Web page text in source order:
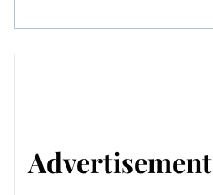
Advertisement